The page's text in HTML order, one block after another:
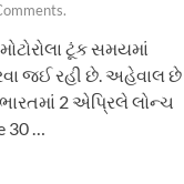
ટૂંક સમયમાં
જઈ રહી છે. અહેવાલ
2 એપ્રિલે લોન્ચ
30 …